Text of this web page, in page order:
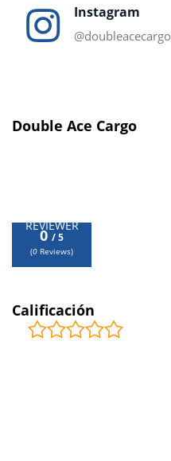
Instagram
@doubleacecargo
Double Ace Cargo
REVIEWER
0 / 5
(0 Reviews)
Calificación